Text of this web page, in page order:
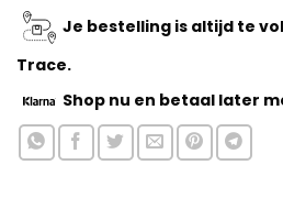
Je bestelling is altijd te
Trace.
Shop nu en betaal later